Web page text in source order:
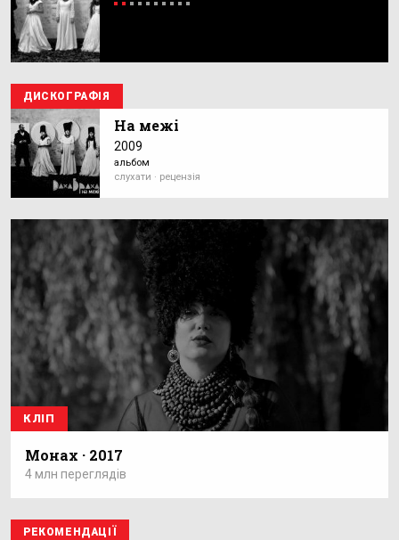
ДИСКОГРАФІЯ
На межі
2009
альбом
слухати · рецензія
КЛІП
Монах · 2017
4 млн переглядів
РЕКОМЕНДАЦІЇ